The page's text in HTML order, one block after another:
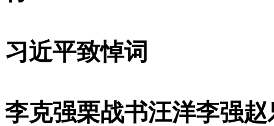
习近平致悼词
李克强栗战书汪洋李强